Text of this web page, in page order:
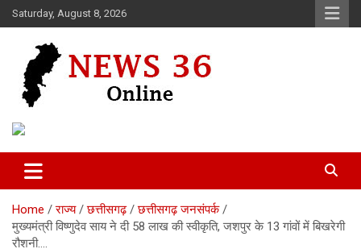
Skip
to
Saturday, August 8, 2026
News 36
Home राज्य छत्तीसगढ़
छत्तीसगढ़ जनसंपर्क
मुख्यमंत्री विष्णुदेव साय ने दी 58 लाख की स्वीकृति, जशपुर के 13 गांवों में बिखरेगी
रौशनी….